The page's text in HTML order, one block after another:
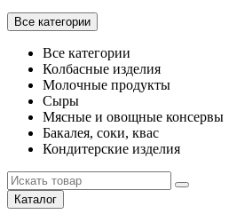
Все категории
Все категории
Колбасные изделия
Молочные продукты
Сыры
Мясные и овощные консервы
Бакалея, соки, квас
Кондитерские изделия
Каталог